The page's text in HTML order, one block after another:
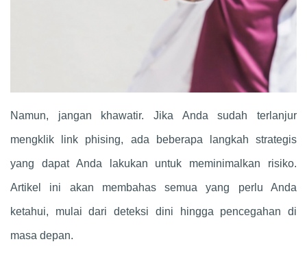
Namun, jangan khawatir. Jika Anda sudah terlanjur
mengklik link phising, ada beberapa langkah strategis
yang dapat Anda lakukan untuk meminimalkan risiko.
Artikel ini akan membahas semua yang perlu Anda
ketahui, mulai dari deteksi dini hingga pencegahan di
masa depan.